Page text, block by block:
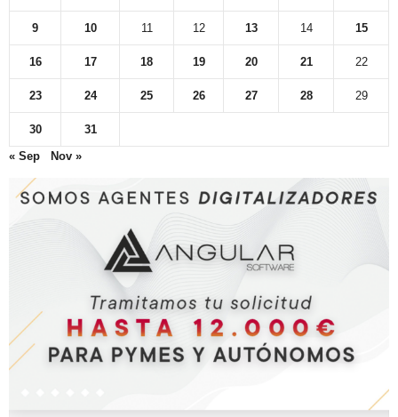
9 10 11 12 13 14 15
16 17 18 19 20 21 22
23 24 25 26 27 28 29
30
31
« Sep
Nov »